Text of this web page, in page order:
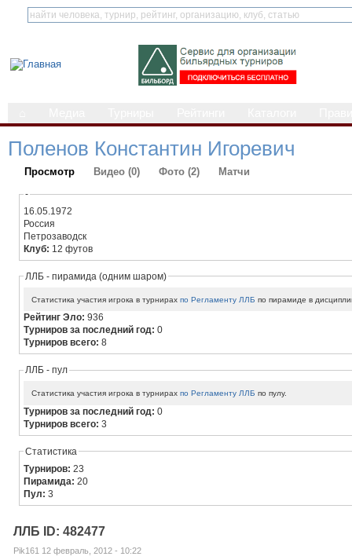
Поленов Константин Игоревич
Просмотр Видео (0) Фото (2) Матчи
-
16.05.1972
Россия
Петрозаводск
Клуб: 12 футов
ЛЛБ - пирамида (одним шаром)
Статистика участия игрока в турнирахпо Регламенту ЛЛБ по пирамиде в
Рейтинг Эло:936
Турниров за последний год:0
Турниров всего:8
ЛЛБ - пул
Статистика участия игрока в турнирахпо Регламенту ЛЛБ по пулу.
Турниров за последний год:0
Турниров всего:3
Статистика
Турниров:23
Пирамида:20
Пул:3
ЛЛБ ID: 482477
Pik161 12 февраль, 2012 - 10:22